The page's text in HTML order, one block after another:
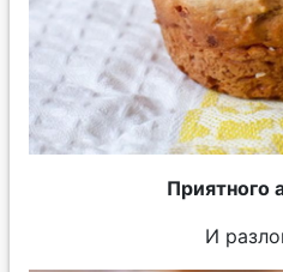
Приятного
И